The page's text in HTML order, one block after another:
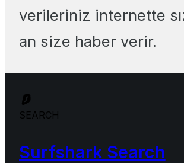
verileriniz internette
an size haber verir.
SEARCH
Surfshark Search